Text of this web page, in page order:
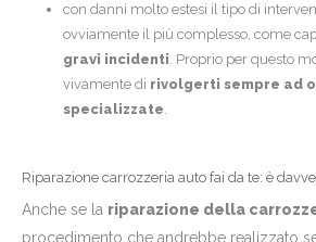
con danni molto estesi il tipo di
ovviamente il più complesso, come
gravi incidenti. Proprio per questo
vivamente di rivolgerti sempre ad
specializzate.
Riparazione carrozzeria auto fai da te: è
Anche se la riparazione della
procedimento che andrebbe realizzato